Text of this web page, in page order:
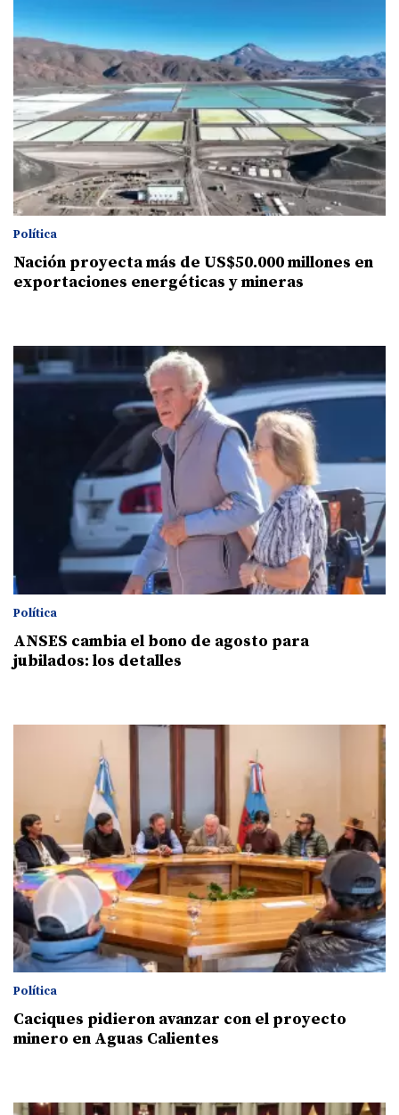
Política
Nación proyecta más de US$50.000 millones en
exportaciones energéticas y mineras
Política
ANSES cambia el bono de agosto para
jubilados: los detalles
Política
Caciques pidieron avanzar con el proyecto
minero en Aguas Calientes